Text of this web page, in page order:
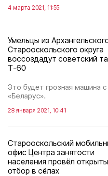
4 марта 2021, 11:55
Умельцы из
Старооскольского округа
воссоздадут советский
Т-60
Это будет грозная машина
«Беларус».
28 января 2021, 10:41
Старооскольский
офис Центра занятости
населения провёл
отбор в сёлах